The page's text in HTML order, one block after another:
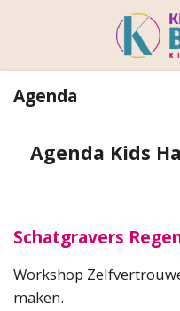
de
hoofdinhoud
Agenda
Agenda Kids
Schatgravers
Workshop
maken.